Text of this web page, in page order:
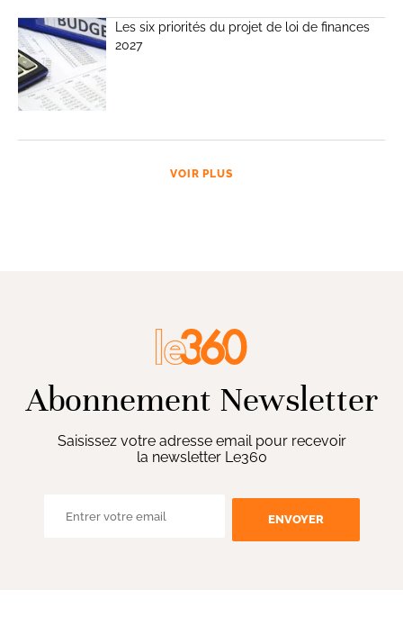
Les six priorités du projet de loi de finances
2027
VOIR PLUS
Abonnement Newsletter
Saisissez votre adresse email pour recevoir
la newsletter Le360
ENVOYER